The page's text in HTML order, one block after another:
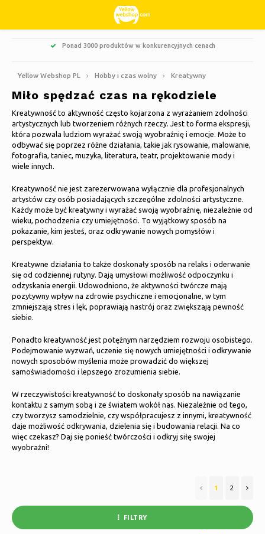
Hoofdmenu / sprzątanie
Kuchnia & Gotowanie
Sprzątanie
Przechowywanie
Hoofdmenu / hobby i czas wolny
Książki
Kreatywny
Rowery
Kemping
Podróżować
Łyżwy
Sport
Pozostałe
Hoofdmenu / boże narodzenie
Sztuczne choinki
Wieńce świąteczne i girlandy
Oświetlenie świąteczne
Dekoracje świąteczne
Hoofdmenu / odzież
Kurtki Nordberg Outdoor
Sporty zimowe Nordberg Outdoor
Bielizna
Skarpetki
Termiczny
Hoofdmenu / słodycze i przysmaki
Słodkie, kwaśne i lukrecja
Hoofdmenu / ogród
Grill
Skrzynki na kwiaty i doniczki
Parasole
Dekoracje ogrodowe
Narzędzia ogrodowe
Meble ogrodowe
Hoofdmenu / dom
Wycieraczki
Dekoracje i akcesoria do domu
Świeczki zapachowe
Obrazy szklane
Świeczki
Zegary
Poduszki i pościel
Lampy i oświetlenie
Meble
Hoofdmenu
Nederlands
Deutsch
English
Français
Español
Italiano
Polski
Ponad 3000 produktów w konkurencyjnych cenach
Yellow Webshop PL Hobby i czas wolny Kreatywny
Miło spędzać czas na rękodziele
Kreatywność to aktywność często kojarzona z wyrażaniem zdolności
artystycznych lub tworzeniem różnych rzeczy. Jest to forma ekspresji,
która pozwala ludziom wyrażać swoją wyobraźnię i emocje. Może to
odbywać się poprzez różne działania, takie jak rysowanie, malowanie,
fotografia, taniec, muzyka, literatura, teatr, projektowanie mody i
wiele innych.
Kreatywność nie jest zarezerwowana wyłącznie dla profesjonalnych
artystów czy osób posiadających szczególne zdolności artystyczne.
Każdy może być kreatywny i wyrażać swoją wyobraźnię, niezależnie od
wieku, pochodzenia czy umiejętności. To wyjątkowy sposób na
pokazanie, kim jesteś, oraz odkrywanie nowych pomysłów i
perspektyw.
Kreatywne działania to także doskonały sposób na relaks i oderwanie
się od codziennej rutyny. Dają umysłowi możliwość odpoczynku i
odzyskania energii. Udowodniono, że aktywności twórcze mają
pozytywny wpływ na zdrowie psychiczne i emocjonalne, w tym
zmniejszają stres i lęk, poprawiają nastrój oraz zwiększają pewność
siebie.
Ponadto kreatywność jest potężnym narzędziem rozwoju osobistego.
Podejmowanie wyzwań, uczenie się nowych umiejętności i odkrywanie
nowych sposobów myślenia może prowadzić do większej
samoświadomości i lepszego zrozumienia siebie.
W rzeczywistości kreatywność to doskonały sposób na nawiązanie
kontaktu z samym sobą i ze światem wokół nas. Niezależnie od tego,
czy tworzysz samodzielnie, czy współpracujesz z innymi, kreatywność
daje możliwość odkrywania, dzielenia się i budowania relacji. Na co
więc czekasz? Daj się ponieść twórczości i odkryj siłę swojej
wyobraźni!
FILTRY
1 2